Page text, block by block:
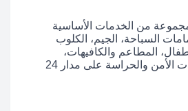
من الخدمات الأساسية
السباحة، الجيم، الكلوب
المطاعم والكافيهات،
بالإضافة إلى خدمات الأمن والحراسة على مدار 24